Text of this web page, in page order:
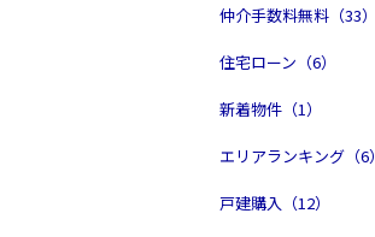
仲介手数料無料（33）
住宅ローン（6）
新着物件（1）
エリアランキング（6）
戸建購入（12）